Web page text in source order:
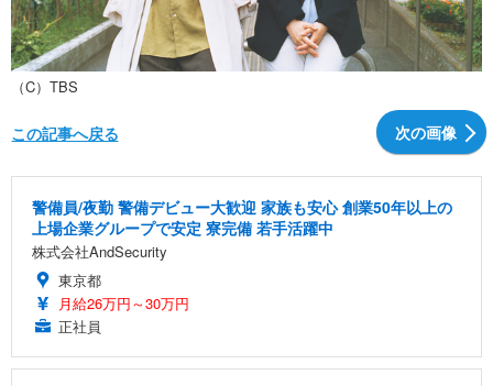
（C）TBS
次の画像
この記事へ戻る
警備員/夜勤 警備デビュー大歓迎 家族も安心 創業50年以上の
上場企業グループで安定 寮完備 若手活躍中
株式会社AndSecurity
東京都
月給26万円～30万円
正社員